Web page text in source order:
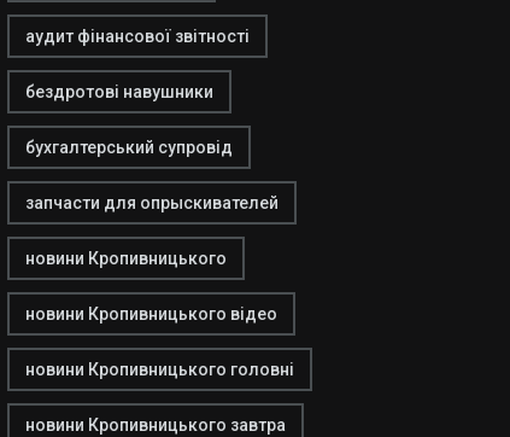
аудит фінансової звітності
бездротові навушники
бухгалтерський супровід
запчасти для опрыскивателей
новини Кропивницького
новини Кропивницького відео
новини Кропивницького головні
новини Кропивницького завтра